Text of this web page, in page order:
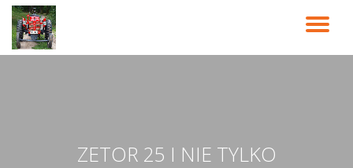
Przeskocz
do
ZETOR 25 I NIE TYLKO